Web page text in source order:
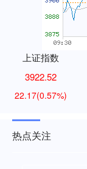
上证指数
3922.52
22.17(0.57%)
热点关注